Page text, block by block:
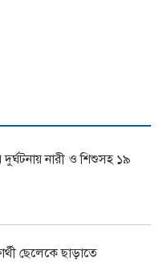
নারী ও শিশুসহ ১৯
ছেলেকে ছাড়াতে